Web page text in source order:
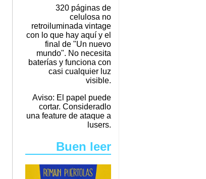
320 páginas de
celulosa no
retroiluminada vintage
con lo que hay aquí y el
final de "Un nuevo
mundo". No necesita
baterías y funciona con
casi cualquier luz
visible.
Aviso: El papel puede
cortar. Consideradlo
una feature de ataque a
lusers.
Buen leer